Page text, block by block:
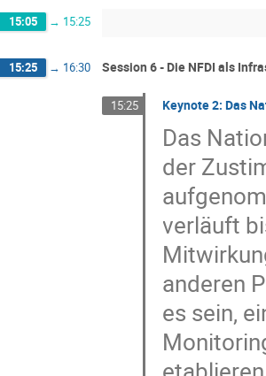
15:05 → 15:25
15:25 → 16:30 Session 6 - Die NFDI als
15:25 Keynote 2: Das
Das
der
verläuft
anderen
es sein,